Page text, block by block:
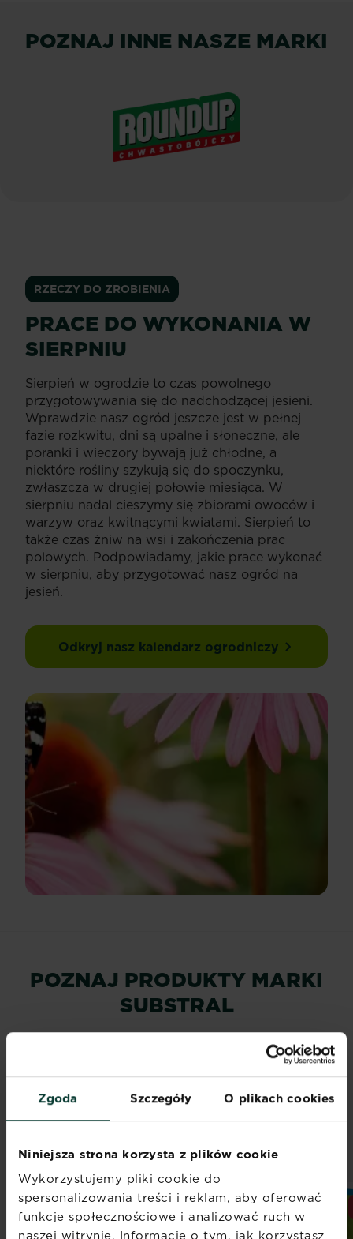
Zgoda Szczegóły O plikach cookies
Niniejsza strona korzysta z plików cookie
Wykorzystujemy pliki cookie do
spersonalizowania treści i reklam, aby oferować
funkcje społecznościowe i analizować ruch w
naszej witrynie. Informacje o tym, jak korzystasz
POZNAJ INNE NASZE MARKI
RZECZY DO ZROBIENIA
PRACE DO WYKONANIA W
SIERPNIU
Sierpień w ogrodzie to czas powolnego
przygotowywania się do nadchodzącej jesieni.
Wprawdzie nasz ogród jeszcze jest w pełnej
fazie rozkwitu, dni są upalne i słoneczne, ale
poranki i wieczory bywają już chłodne, a
niektóre rośliny szykują się do spoczynku,
zwłaszcza w drugiej połowie miesiąca. W
sierpniu nadal cieszymy się zbiorami owoców i
warzyw oraz kwitnącymi kwiatami. Sierpień to
także czas żniw na wsi i zakończenia prac
polowych. Podpowiadamy, jakie prace wykonać
w sierpniu, aby przygotować nasz ogród na
jesień.
Odkryj nasz kalendarz ogrodniczy
POZNAJ PRODUKTY MARKI
SUBSTRAL
Poznaj produkty marki Substral, dzięki
którym zadbasz o swoją zieloną oazę!
Nawozy, podłoża, nasiona traw, preparaty
owadobójcze, chwastobójcze i
grzybobójcze - przydatny produkt dla
NOWOŚĆ